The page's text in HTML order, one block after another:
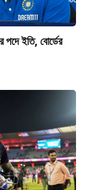
পদে ইতি, বোর্ডের